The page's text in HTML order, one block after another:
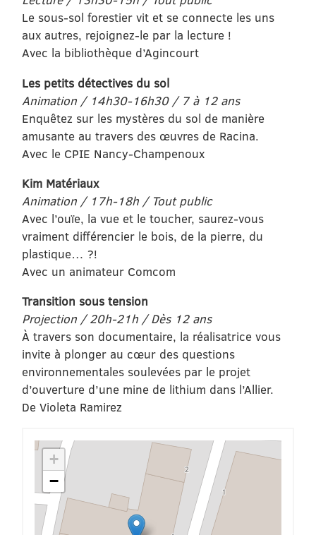
Le sous-sol forestier vit et se connecte les uns
aux autres, rejoignez-le par la lecture !
Avec la bibliothèque d’Agincourt
Les petits détectives du sol
Animation / 14h30-16h30 / 7 à 12 ans
Enquêtez sur les mystères du sol de manière
amusante au travers des œuvres de Racina.
Avec le CPIE Nancy-Champenoux
Kim Matériaux
Animation / 17h-18h / Tout public
Avec l’ouïe, la vue et le toucher, saurez-vous
vraiment différencier le bois, de la pierre, du
plastique… ?!
Avec un animateur Comcom
Transition sous tension
Projection / 20h-21h / Dès 12 ans
À travers son documentaire, la réalisatrice vous
invite à plonger au cœur des questions
environnementales soulevées par le projet
d’ouverture d’une mine de lithium dans l’Allier.
De Violeta Ramirez
+
−